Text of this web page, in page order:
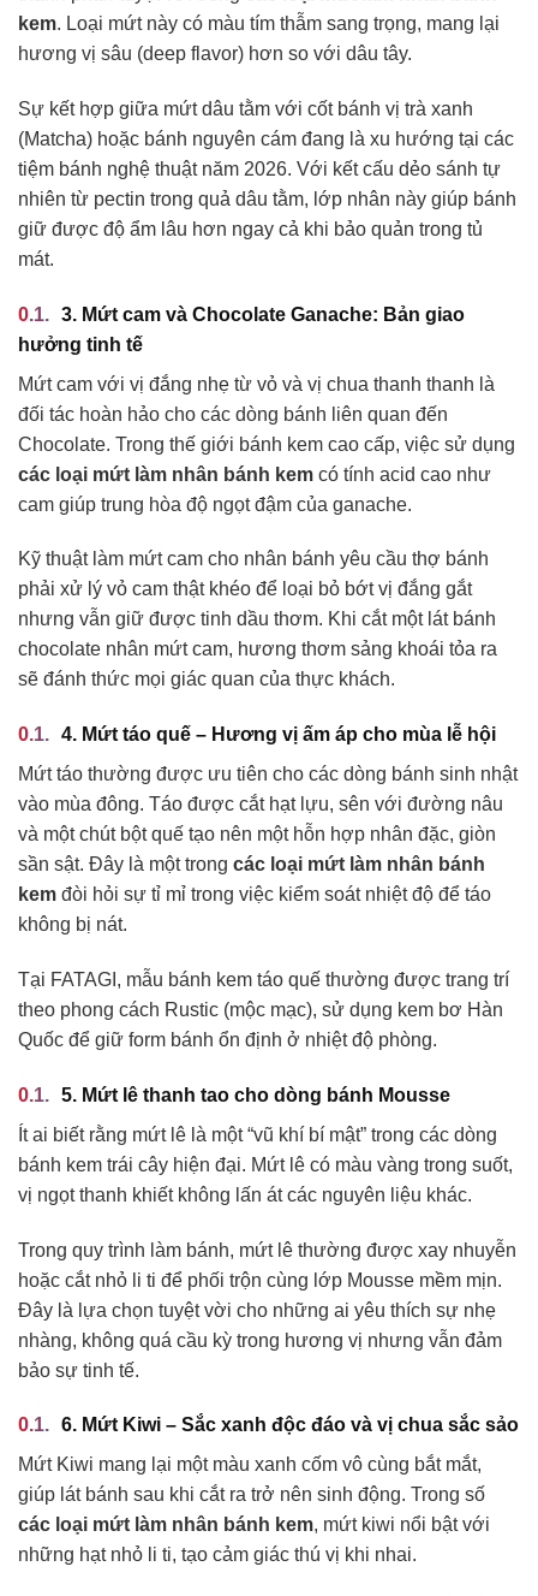
kem. Loại mứt này có màu tím thẫm sang trọng, mang lại
hương vị sâu (deep flavor) hơn so với dâu tây.
Sự kết hợp giữa mứt dâu tằm với cốt bánh vị trà xanh
(Matcha) hoặc bánh nguyên cám đang là xu hướng tại các
tiệm bánh nghệ thuật năm 2026. Với kết cấu dẻo sánh tự
nhiên từ pectin trong quả dâu tằm, lớp nhân này giúp bánh
giữ được độ ẩm lâu hơn ngay cả khi bảo quản trong tủ
mát.
3. Mứt cam và Chocolate Ganache: Bản giao
hưởng tinh tế
Mứt cam với vị đắng nhẹ từ vỏ và vị chua thanh thanh là
đối tác hoàn hảo cho các dòng bánh liên quan đến
Chocolate. Trong thế giới bánh kem cao cấp, việc sử dụng
các loại mứt làm nhân bánh kem có tính acid cao như
cam giúp trung hòa độ ngọt đậm của ganache.
Kỹ thuật làm mứt cam cho nhân bánh yêu cầu thợ bánh
phải xử lý vỏ cam thật khéo để loại bỏ bớt vị đắng gắt
nhưng vẫn giữ được tinh dầu thơm. Khi cắt một lát bánh
chocolate nhân mứt cam, hương thơm sảng khoái tỏa ra
sẽ đánh thức mọi giác quan của thực khách.
4. Mứt táo quế – Hương vị ấm áp cho mùa lễ hội
Mứt táo thường được ưu tiên cho các dòng bánh sinh nhật
vào mùa đông. Táo được cắt hạt lựu, sên với đường nâu
và một chút bột quế tạo nên một hỗn hợp nhân đặc, giòn
sần sật. Đây là một trong các loại mứt làm nhân bánh
kem đòi hỏi sự tỉ mỉ trong việc kiểm soát nhiệt độ để táo
không bị nát.
Tại FATAGI, mẫu bánh kem táo quế thường được trang trí
theo phong cách Rustic (mộc mạc), sử dụng kem bơ Hàn
Quốc để giữ form bánh ổn định ở nhiệt độ phòng.
5. Mứt lê thanh tao cho dòng bánh Mousse
Ít ai biết rằng mứt lê là một “vũ khí bí mật” trong các dòng
bánh kem trái cây hiện đại. Mứt lê có màu vàng trong suốt,
vị ngọt thanh khiết không lấn át các nguyên liệu khác.
Trong quy trình làm bánh, mứt lê thường được xay nhuyễn
hoặc cắt nhỏ li ti để phối trộn cùng lớp Mousse mềm mịn.
Đây là lựa chọn tuyệt vời cho những ai yêu thích sự nhẹ
nhàng, không quá cầu kỳ trong hương vị nhưng vẫn đảm
bảo sự tinh tế.
6. Mứt Kiwi – Sắc xanh độc đáo và vị chua sắc sảo
Mứt Kiwi mang lại một màu xanh cốm vô cùng bắt mắt,
giúp lát bánh sau khi cắt ra trở nên sinh động. Trong số
các loại mứt làm nhân bánh kem, mứt kiwi nổi bật với
những hạt nhỏ li ti, tạo cảm giác thú vị khi nhai.